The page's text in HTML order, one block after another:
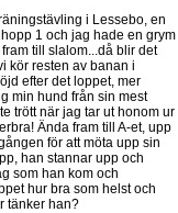
i Lessebo, en
1 och jag hade en grym
till slalom...då blir det
kör resten av banan i
efter det loppet, mer
min hund från sin mest
trött när jag tar ut honom ur
Ända fram till A-et, upp
för att möta upp sin
han stannar upp och
som han kom och
hur bra som helst och
tänker han?